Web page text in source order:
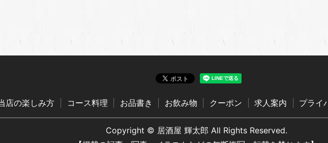
店の楽しみ方 コース料理 お品書き お飲み物 クーポン 求人案内 プライ
Copyright © 居酒屋 輝太郎 All Rights Reserved.